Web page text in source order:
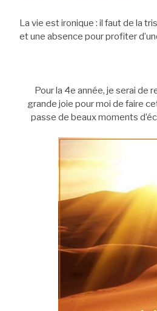
La vie est ironique : il faut de la
et une absence pour profiter
Pour la 4e année, je serai de
grande joie pour moi de faire
passe de beaux moments